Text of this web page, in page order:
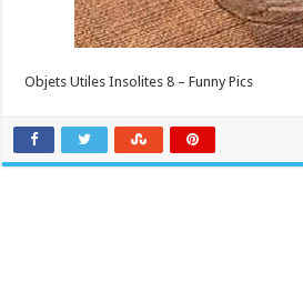
Objets Utiles Insolites 8 – Funny Pics